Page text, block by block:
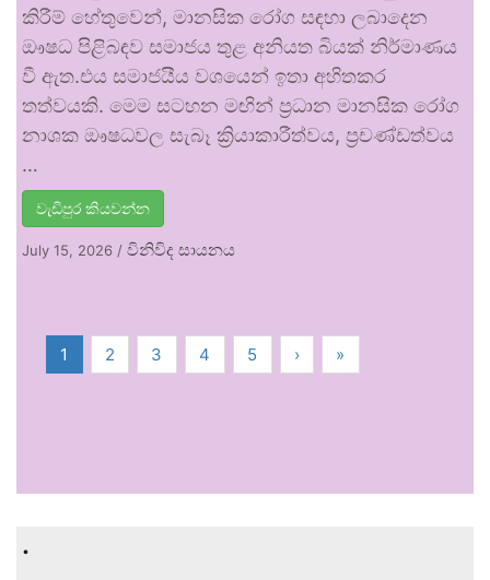
කිරීම් හේතුවෙන්, මානසික රෝග සඳහා ලබාදෙන
ඖෂධ පිළිබඳව සමාජය තුළ අනියත බියක් නිර්මාණය
වී ඇත.එය සමාජයීය වශයෙන් ඉතා අහිතකර
තත්වයකි. මෙම සටහන මඟින් ප්‍රධාන මානසික රෝග
නාශක ඖෂධවල සැබෑ ක්‍රියාකාරීත්වය, ප්‍රචණ්ඩත්වය
…
වැඩිපුර කියවන්න
July 15, 2026 / විනිවිද සායනය
1 2 3 4 5 › »
.